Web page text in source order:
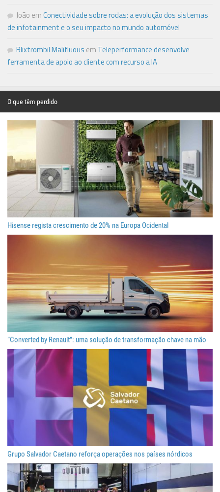
João emConectividade sobre rodas: a evolução dos sistemas
de infotainment e o seu impacto no mundo automóvel
Blixtrombil Malifluous em Teleperformance desenvolve
ferramenta de apoio ao cliente com recurso a IA
O que têm perdido
Hisense regista crescimento de 20% na Europa Ocidental
“Converted by Renault”: uma solução de transformação chave na mão
Grupo Salvador Caetano reforça operações nos países nórdicos